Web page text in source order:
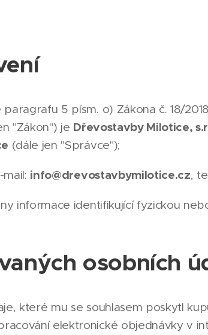
5 písm. o) Zákona č. 18/
"Zákon") je Dřevostavby Milotice,
(dále jen "Správce");
info@drevostavbymilotice.cz,
informace identifikující fyzickou
osobních
které mu se souhlasem poskytl
elektronické objednávky v